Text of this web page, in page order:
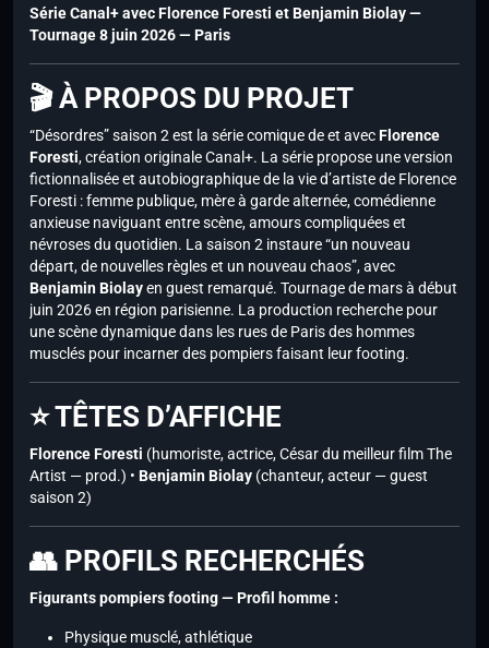
Série Canal+ avecFlorence Foresti etBenjamin Biolay—
Tournage 8 juin 2026 — Paris
🎬 À PROPOS DU PROJET
“Désordres” saison 2 est la série comique de et avecFlorence
Foresti, création originale Canal+. La série propose une version
fictionnalisée et autobiographique de la vie d’artiste de Florence
Foresti : femme publique, mère à garde alternée, comédienne
anxieuse naviguant entre scène, amours compliquées et
névroses du quotidien. La saison 2 instaure “un nouveau
départ, de nouvelles règles et un nouveau chaos”, avec
Benjamin Biolayen guest remarqué. Tournage de mars à début
juin 2026 en région parisienne. La production recherche pour
une scène dynamique dans les rues de Paris des hommes
musclés pour incarner des pompiers faisant leur footing.
⭐ TÊTES D’AFFICHE
Florence Foresti (humoriste, actrice, César du meilleur film The
Artist — prod.) • Benjamin Biolay (chanteur, acteur — guest
saison 2)
👥 PROFILS RECHERCHÉS
Figurants pompiers footing — Profil homme :
Physique musclé, athlétique